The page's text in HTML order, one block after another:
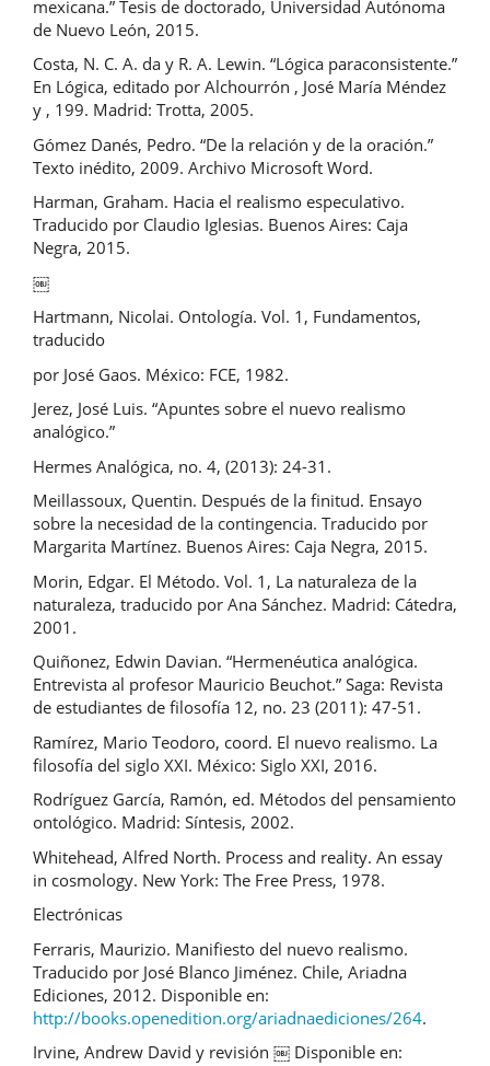
mexicana.” Tesis de doctorado, Universidad Autónoma
de Nuevo León, 2015.
Costa, N. C. A. da y R. A. Lewin. “Lógica paraconsistente.”
En Lógica, editado por Alchourrón , José María Méndez
y , 199. Madrid: Trotta, 2005.
Gómez Danés, Pedro. “De la relación y de la oración.”
Texto inédito, 2009. Archivo Microsoft Word.
Harman, Graham. Hacia el realismo especulativo.
Traducido por Claudio Iglesias. Buenos Aires: Caja
Negra, 2015.
￼
Hartmann, Nicolai. Ontología. Vol. 1, Fundamentos,
traducido
por José Gaos. México: FCE, 1982.
Jerez, José Luis. “Apuntes sobre el nuevo realismo
analógico.”
Hermes Analógica, no. 4, (2013): 24-31.
Meillassoux, Quentin. Después de la finitud. Ensayo
sobre la necesidad de la contingencia. Traducido por
Margarita Martínez. Buenos Aires: Caja Negra, 2015.
Morin, Edgar. El Método. Vol. 1, La naturaleza de la
naturaleza, traducido por Ana Sánchez. Madrid: Cátedra,
2001.
Quiñonez, Edwin Davian. “Hermenéutica analógica.
Entrevista al profesor Mauricio Beuchot.” Saga: Revista
de estudiantes de filosofía 12, no. 23 (2011): 47-51.
Ramírez, Mario Teodoro, coord. El nuevo realismo. La
filosofía del siglo XXI. México: Siglo XXI, 2016.
Rodríguez García, Ramón, ed. Métodos del pensamiento
ontológico. Madrid: Síntesis, 2002.
Whitehead, Alfred North. Process and reality. An essay
in cosmology. New York: The Free Press, 1978.
Electrónicas
Ferraris, Maurizio. Manifiesto del nuevo realismo.
Traducido por José Blanco Jiménez. Chile, Ariadna
Ediciones, 2012. Disponible en:
http://books.openedition.org/ariadnaediciones/264.
Irvine, Andrew David y revisión ￼ Disponible en: